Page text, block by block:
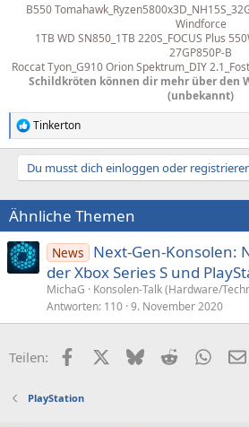
B550
Windforce
1TB WD SN850_1TB 220S_FOCUS Plus
27GP850P-B
Roccat Tyon_G910 Orion Spektrum_DIY
Schildkröten können dir mehr über den
(unbekannt)
R
e
a
i
o
n
e
n
:
Tinkerton
Du musst dich einloggen oder
Ähnliche Themen
News
Next-Gen-Konsolen:
der Xbox Series S und
MichaG
Konsolen-Talk (Hardware/
Antworten 110 9. November 2020
Teilen: FacebookX (Twitter)
BlueskyReddit
PlayStation